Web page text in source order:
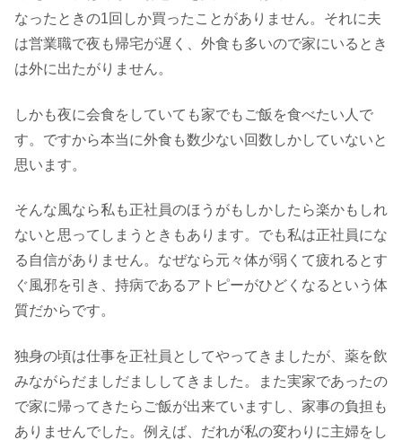
なったときの1回しか買ったことがありません。それに夫
は営業職で夜も帰宅が遅く、外食も多いので家にいるとき
は外に出たがりません。
しかも夜に会食をしていても家でもご飯を食べたい人で
す。ですから本当に外食も数少ない回数しかしていないと
思います。
そんな風なら私も正社員のほうがもしかしたら楽かもしれ
ないと思ってしまうときもあります。でも私は正社員にな
る自信がありません。なぜなら元々体が弱くて疲れるとす
ぐ風邪を引き、持病であるアトピーがひどくなるという体
質だからです。
独身の頃は仕事を正社員としてやってきましたが、薬を飲
みながらだましだまししてきました。また実家であったの
で家に帰ってきたらご飯が出来ていますし、家事の負担も
ありませんでした。例えば、だれが私の変わりに主婦をし